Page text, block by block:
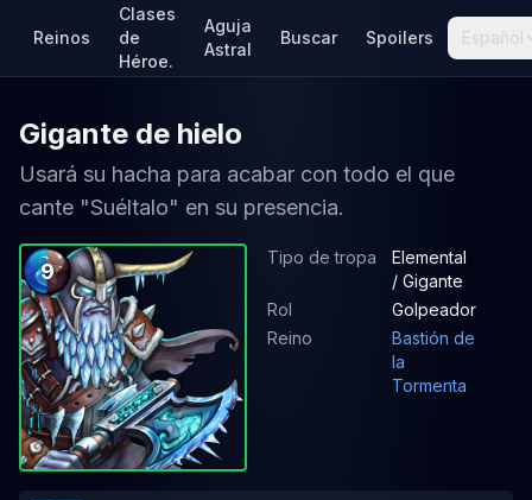
Reinos
Clases
de
Héroe.
Aguja
Astral
Buscar Spoilers Español
Gigante de hielo
Usará su hacha para acabar con todo el que
cante "Suéltalo" en su presencia.
9
Tipo de tropa
Elemental
/ Gigante
Rol
Golpeador
Reino
Bastión de
la
Tormenta